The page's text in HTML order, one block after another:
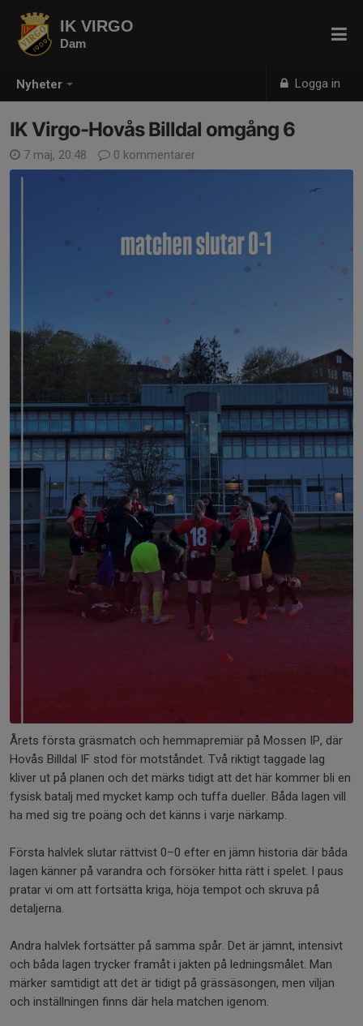
Nyheter Logga in
IK VIRGO
Dam
IK Virgo-Hovås Billdal omgång 6
7 maj, 20:48 0 kommentarer
Årets första gräsmatch och hemmapremiär på Mossen IP, där
Hovås Billdal IF stod för motståndet. Två riktigt taggade lag
kliver ut på planen och det märks tidigt att det här kommer bli en
fysisk batalj med mycket kamp och tuffa dueller. Båda lagen vill
ha med sig tre poäng och det känns i varje närkamp.
Första halvlek slutar rättvist 0–0 efter en jämn historia där båda
lagen känner på varandra och försöker hitta rätt i spelet. I paus
pratar vi om att fortsätta kriga, höja tempot och skruva på
detaljerna.
Andra halvlek fortsätter på samma spår. Det är jämnt, intensivt
och båda lagen trycker framåt i jakten på ledningsmålet. Man
märker samtidigt att det är tidigt på grässäsongen, men viljan
och inställningen finns där hela matchen igenom.